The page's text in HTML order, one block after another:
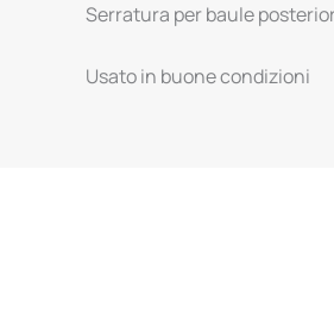
Serratura per baule
Usato in buone condizioni